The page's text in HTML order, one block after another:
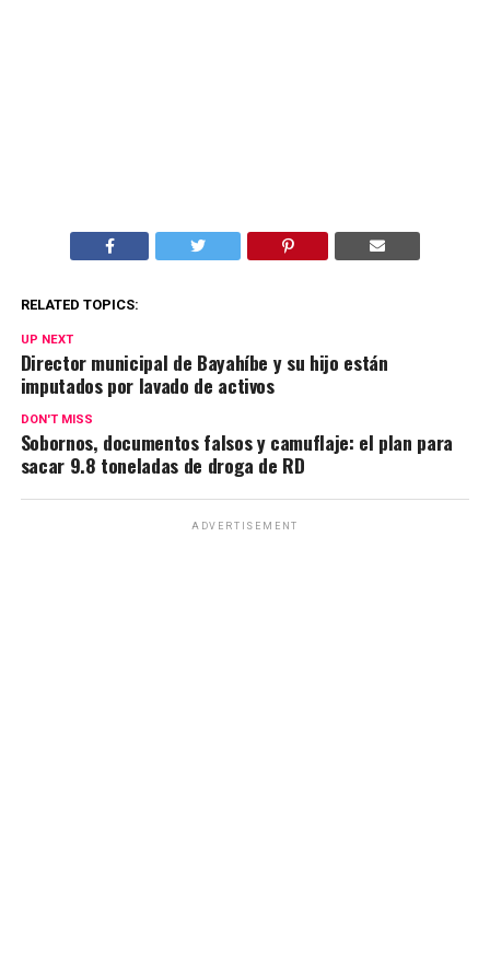
RELATED TOPICS:
UP NEXT
Director municipal de Bayahíbe y su hijo están
imputados por lavado de activos
DON'T MISS
Sobornos, documentos falsos y camuflaje: el plan para
sacar 9.8 toneladas de droga de RD
ADVERTISEMENT